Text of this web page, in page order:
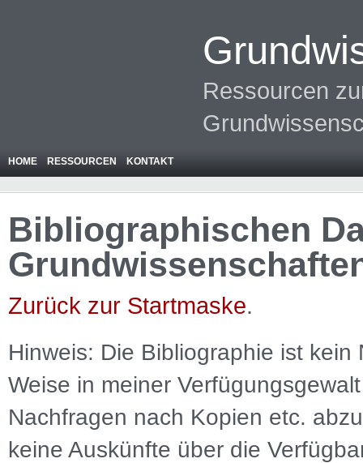
Ressourcen
HOME RESSOURCEN KONTAKT
Bibliographischen
Zurück zur Startmaske.
Hinweis: Die Bibliographie ist kein
Weise in meiner
Nachfragen nach Kopien etc.
keine Auskünfte über die